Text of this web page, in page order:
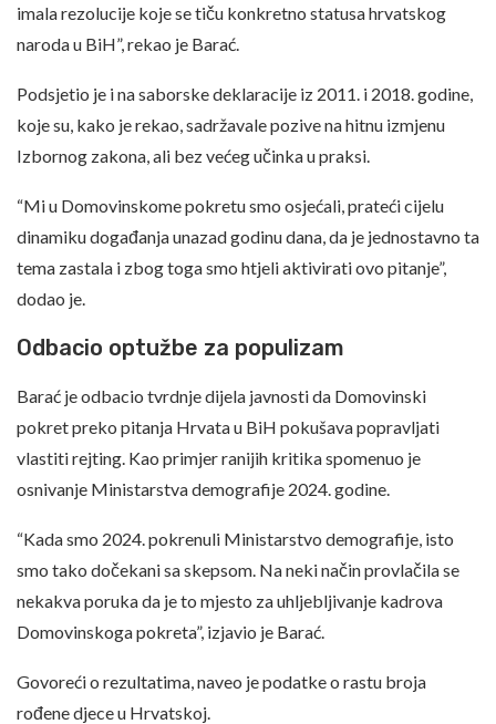
imala rezolucije koje se tiču konkretno statusa hrvatskog
naroda u BiH”, rekao je Barać.
Podsjetio je i na saborske deklaracije iz 2011. i 2018. godine,
koje su, kako je rekao, sadržavale pozive na hitnu izmjenu
Izbornog zakona, ali bez većeg učinka u praksi.
“Mi u Domovinskome pokretu smo osjećali, prateći cijelu
dinamiku događanja unazad godinu dana, da je jednostavno ta
tema zastala i zbog toga smo htjeli aktivirati ovo pitanje”,
dodao je.
Odbacio optužbe za populizam
Barać je odbacio tvrdnje dijela javnosti da Domovinski
pokret preko pitanja Hrvata u BiH pokušava popravljati
vlastiti rejting. Kao primjer ranijih kritika spomenuo je
osnivanje Ministarstva demografije 2024. godine.
“Kada smo 2024. pokrenuli Ministarstvo demografije, isto
smo tako dočekani sa skepsom. Na neki način provlačila se
nekakva poruka da je to mjesto za uhljebljivanje kadrova
Domovinskoga pokreta”, izjavio je Barać.
Govoreći o rezultatima, naveo je podatke o rastu broja
rođene djece u Hrvatskoj.